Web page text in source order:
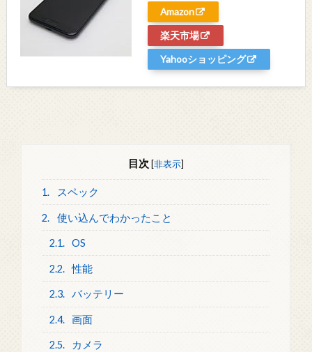
Amazon
楽天市場
Yahooショッピング
目次 [非表示]
1. スペック
2. 使い込んでわかったこと
2.1. OS
2.2. 性能
2.3. バッテリー
2.4. 画面
2.5. カメラ